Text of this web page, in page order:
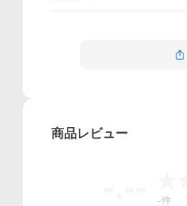
商品レビュー
-件